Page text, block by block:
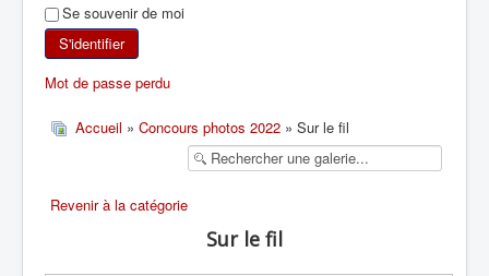
SKI DE RANDONNÉE
RANDONNÉE SPORTIVE
Se souvenir de moi
S'identifier
Mot de passe perdu
Accueil » Concours photos 2022 » Sur le fil
Revenir à la catégorie
Sur le fil